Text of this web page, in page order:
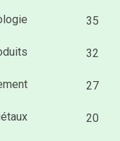
35
32
27
20